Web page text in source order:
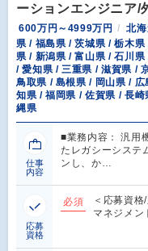
ーションエンジニア/
600万円～4999万円
北
県 / 福島県 / 茨城県 / 栃木
県 / 新潟県 / 富山県 / 石川
/ 愛知県 / 三重県 / 滋賀県 /
鳥取県 / 島根県 / 岡山県 /
知県 / 福岡県 / 佐賀県 / 長
縄県
仕事
内容
■業務内容： 汎用
たレガシーシステ
ンし、か…
応募
資格
必須
＜応募資
マネジメ